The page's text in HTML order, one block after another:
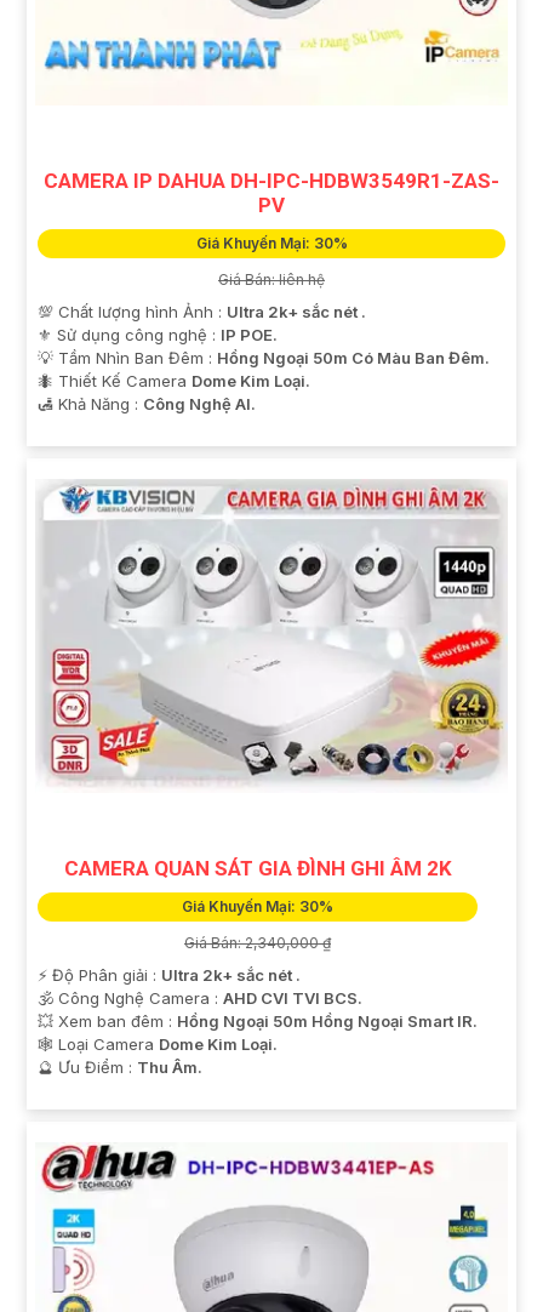
CAMERA IP DAHUA DH-IPC-HDBW3549R1-ZAS-
PV
Giá Khuyến Mại: 30%
Giá Bán: liên hệ
💯 Chất lượng hình Ảnh : Ultra 2k+ sắc nét .
⚜️ Sử dụng công nghệ : IP POE.
💡 Tầm Nhìn Ban Đêm : Hồng Ngoại 50m Có Màu Ban Đêm.
🐜 Thiết Kế Camera Dome Kim Loại.
️🛃 Khả Năng : Công Nghệ AI.
CAMERA QUAN SÁT GIA ĐÌNH GHI ÂM 2K
Giá Khuyến Mại: 30%
Giá Bán: 2,340,000 ₫
️⚡ Độ Phân giải : Ultra 2k+ sắc nét .
🕉️ Công Nghệ Camera : AHD CVI TVI BCS.
💥 Xem ban đêm : Hồng Ngoại 50m Hồng Ngoại Smart IR.
🕸️ Loại Camera Dome Kim Loại.
️🔮 Ưu Điểm : Thu Âm.